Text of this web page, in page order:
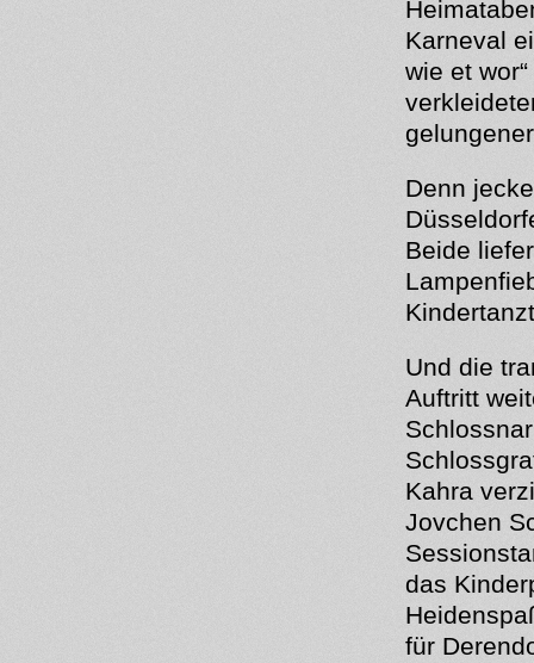
Karneval
wie et
Denn
Beide
Und die
Auftritt
Kahra
Jovchen
das
für